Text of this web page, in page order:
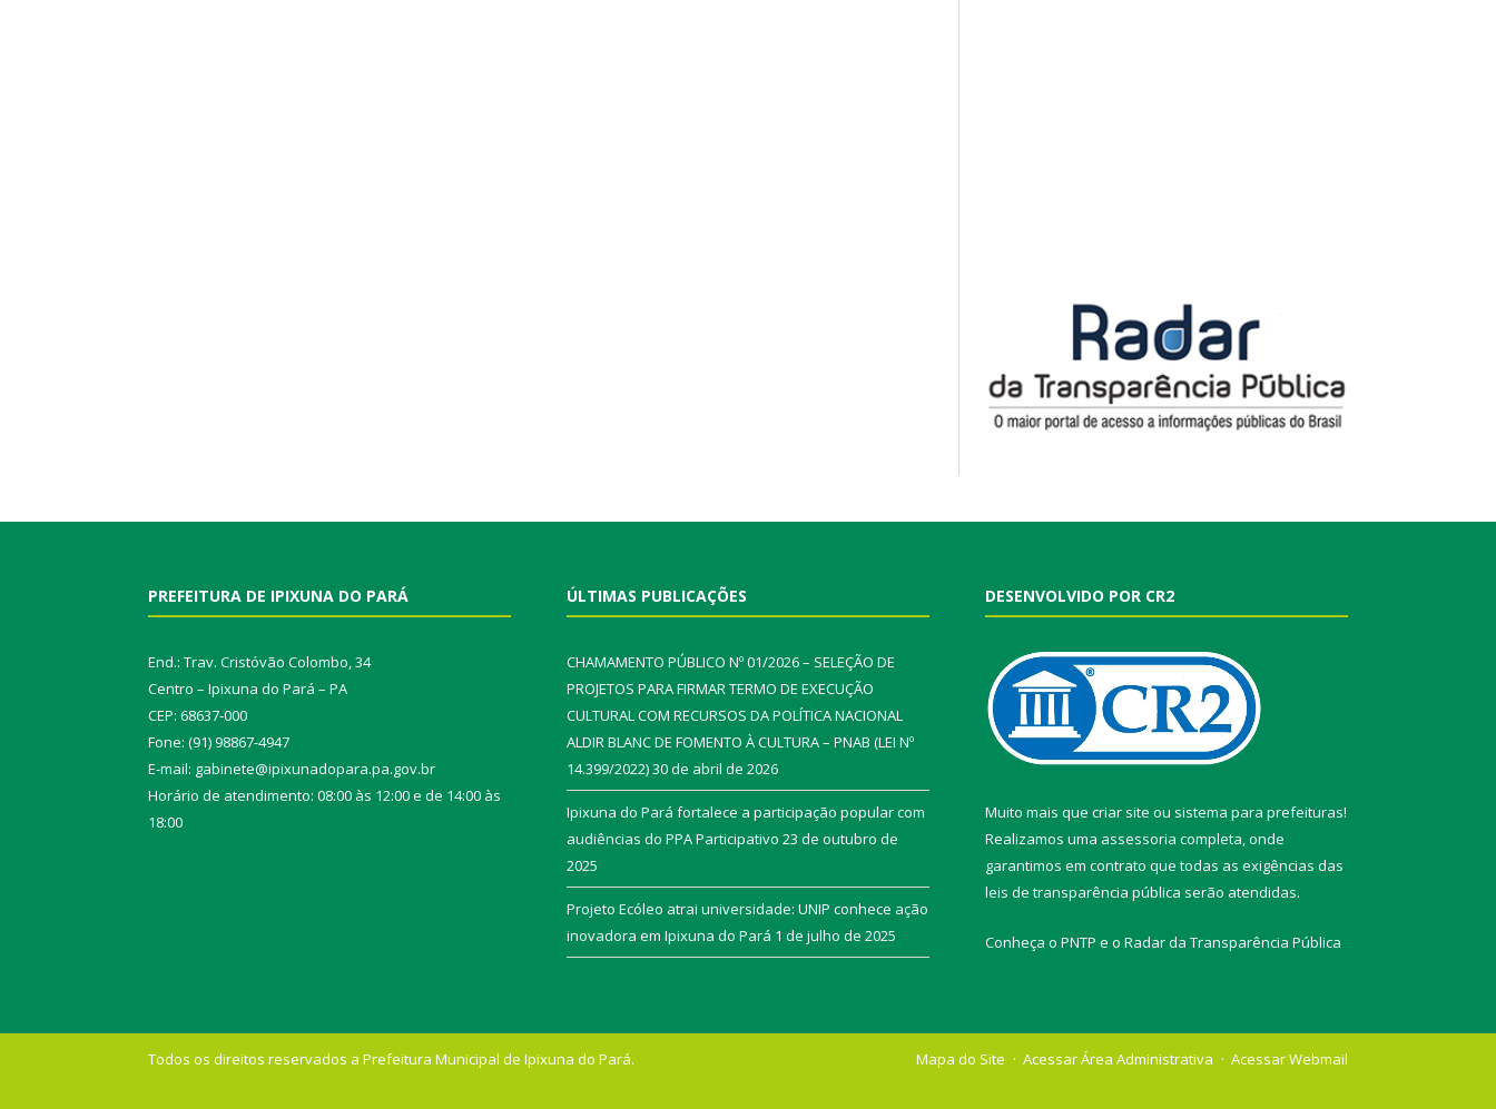
PREFEITURA DE IPIXUNA DO PARÁ
End.: Trav. Cristóvão Colombo, 34
Centro – Ipixuna do Pará – PA
CEP: 68637-000
Fone: (91) 98867-4947
E-mail: gabinete@ipixunadopara.pa.gov.br
Horário de atendimento: 08:00 às 12:00 e de 14:00 às
18:00
ÚLTIMAS PUBLICAÇÕES
CHAMAMENTO PÚBLICO Nº 01/2026 – SELEÇÃO DE
PROJETOS PARA FIRMAR TERMO DE EXECUÇÃO
CULTURAL COM RECURSOS DA POLÍTICA NACIONAL
ALDIR BLANC DE FOMENTO À CULTURA – PNAB (LEI Nº
14.399/2022)30 de abril de 2026
Ipixuna do Pará fortalece a participação popular com
audiências do PPA Participativo 23 de outubro de
2025
Projeto Ecóleo atrai universidade: UNIP conhece ação
inovadora em Ipixuna do Pará 1 de julho de 2025
DESENVOLVIDO POR CR2
Muito mais que criar site ou sistema para prefeituras!
Realizamos uma assessoria completa, onde
garantimos em contrato que todas as exigências das
leis de transparência pública serão atendidas.
Conheça o PNTP e o Radar da Transparência Pública
Todos os direitos reservados a Prefeitura Municipal de Ipixuna do Pará. Mapa do Site Acessar Área Administrativa Acessar Webmail